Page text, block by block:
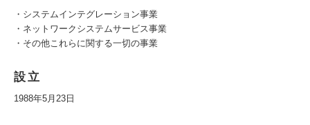
・システムインテグレーション事業
・ネットワークシステムサービス事業
・その他これらに関する一切の事業
設立
1988年5月23日